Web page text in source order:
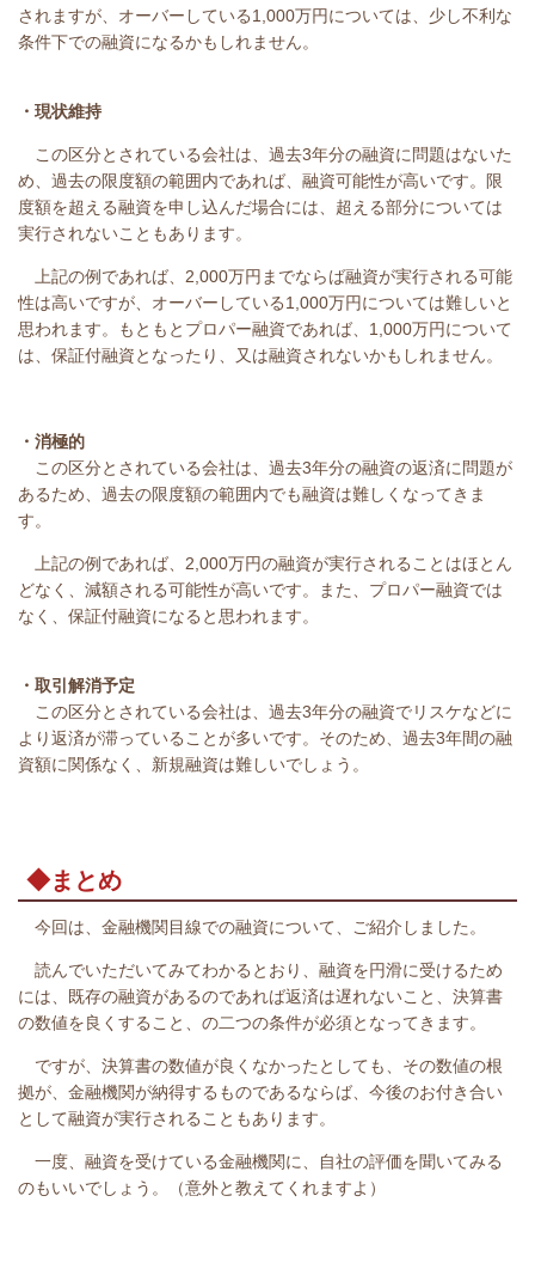
されますが、オーバーしている1,000万円については、少し不利な
条件下での融資になるかもしれません。
・現状維持
この区分とされている会社は、過去3年分の融資に問題はないた
め、過去の限度額の範囲内であれば、融資可能性が高いです。限
度額を超える融資を申し込んだ場合には、超える部分については
実行されないこともあります。
上記の例であれば、2,000万円までならば融資が実行される可能
性は高いですが、オーバーしている1,000万円については難しいと
思われます。もともとプロパー融資であれば、1,000万円について
は、保証付融資となったり、又は融資されないかもしれません。
・消極的
この区分とされている会社は、過去3年分の融資の返済に問題が
あるため、過去の限度額の範囲内でも融資は難しくなってきま
す。
上記の例であれば、2,000万円の融資が実行されることはほとん
どなく、減額される可能性が高いです。また、プロパー融資では
なく、保証付融資になると思われます。
・取引解消予定
この区分とされている会社は、過去3年分の融資でリスケなどに
より返済が滞っていることが多いです。そのため、過去3年間の融
資額に関係なく、新規融資は難しいでしょう。
◆まとめ
今回は、金融機関目線での融資について、ご紹介しました。
読んでいただいてみてわかるとおり、融資を円滑に受けるため
には、既存の融資があるのであれば返済は遅れないこと、決算書
の数値を良くすること、の二つの条件が必須となってきます。
ですが、決算書の数値が良くなかったとしても、その数値の根
拠が、金融機関が納得するものであるならば、今後のお付き合い
として融資が実行されることもあります。
一度、融資を受けている金融機関に、自社の評価を聞いてみる
のもいいでしょう。（意外と教えてくれますよ）